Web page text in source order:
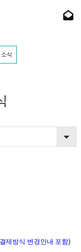
식
제방식 변경안내 포함)